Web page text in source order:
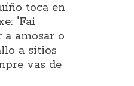
toca en
"Fai
amosar o
a sitios
vas de